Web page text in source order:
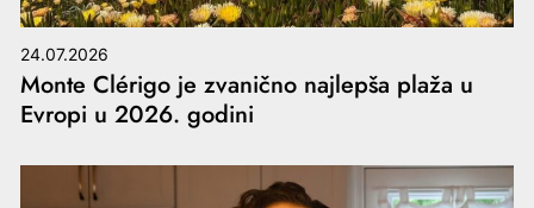
24.07.2026
Monte Clérigo je zvanično najlepša plaža u
Evropi u 2026. godini